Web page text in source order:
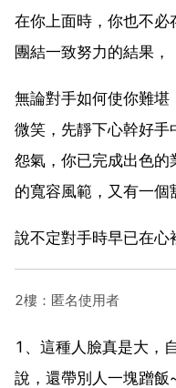
在你上面時，你也不必
團結一致努力的結果，
無論對手如何使你難
微笑，先靜下心幹好
怨氣，你已完成出色的
的寬容風範，又有一個
說不定對手時早已在心
2樓：匿名使用者
1、這種人臉真是大，
說，還帶別人一塊蹭